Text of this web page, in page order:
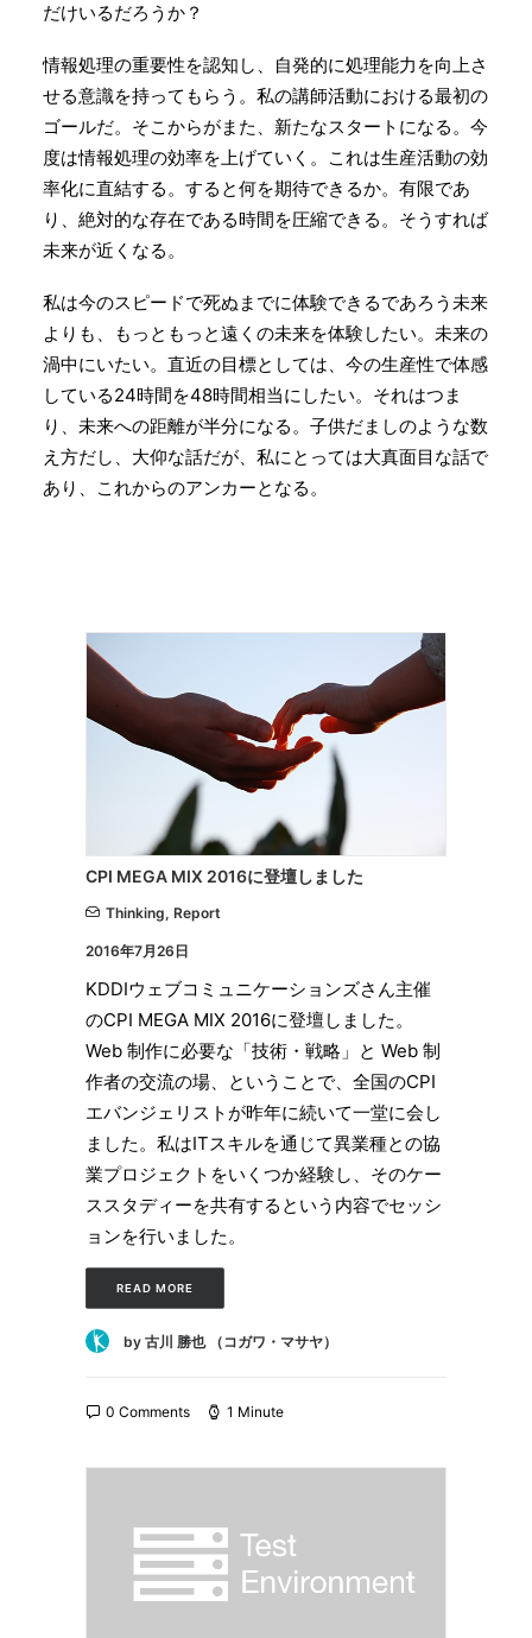
だけいるだろうか？
情報処理の重要性を認知し、自発的に処理能力を向上さ
せる意識を持ってもらう。私の講師活動における最初の
ゴールだ。そこからがまた、新たなスタートになる。今
度は情報処理の効率を上げていく。これは生産活動の効
率化に直結する。すると何を期待できるか。有限であ
り、絶対的な存在である時間を圧縮できる。そうすれば
未来が近くなる。
私は今のスピードで死ぬまでに体験できるであろう未来
よりも、もっともっと遠くの未来を体験したい。未来の
渦中にいたい。直近の目標としては、今の生産性で体感
している24時間を48時間相当にしたい。それはつま
り、未来への距離が半分になる。子供だましのような数
え方だし、大仰な話だが、私にとっては大真面目な話で
あり、これからのアンカーとなる。
CPI MEGA MIX 2016に登壇しました
Thinking, Report
2016年7月26日
KDDIウェブコミュニケーションズさん主催
のCPI MEGA MIX 2016に登壇しました。
Web 制作に必要な「技術・戦略」と Web 制
作者の交流の場、ということで、全国のCPI
エバンジェリストが昨年に続いて一堂に会し
ました。私はITスキルを通じて異業種との協
業プロジェクトをいくつか経験し、そのケー
ススタディーを共有するという内容でセッシ
ョンを行いました。
READ MORE
by 古川 勝也 （コガワ・マサヤ）
0 Comments 1 Minute